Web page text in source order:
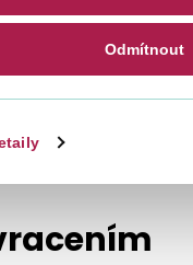
Odmítnout